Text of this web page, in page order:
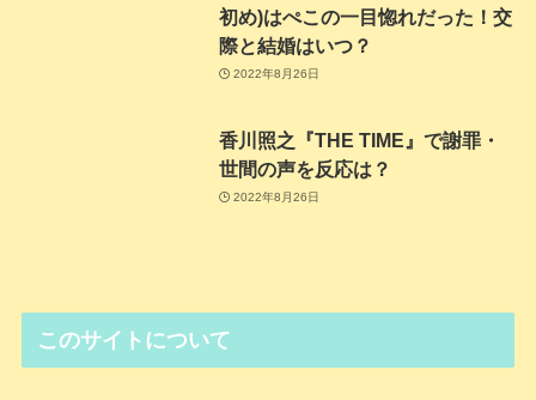
初め)はぺこの一目惚れだった！交
際と結婚はいつ？
2022年8月26日
香川照之『THE TIME』で謝罪・
世間の声を反応は？
2022年8月26日
このサイトについて